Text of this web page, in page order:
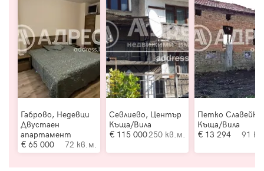
Габрово, Недевци
Двустаен
апартамент
65 000
72 кв.м.
Севлиево, Център
Къща/Вила
115 000250 кв.м.
Петко
Къща/Вила
13 294
91